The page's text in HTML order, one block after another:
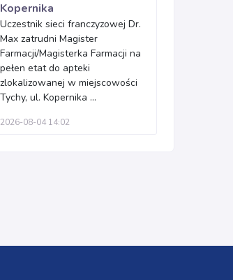
Kopernika
Uczestnik sieci franczyzowej Dr.
Max zatrudni Magister
Farmacji/Magisterka Farmacji na
pełen etat do apteki
zlokalizowanej w miejscowości
Tychy, ul. Kopernika ...
2026-08-04 14:02